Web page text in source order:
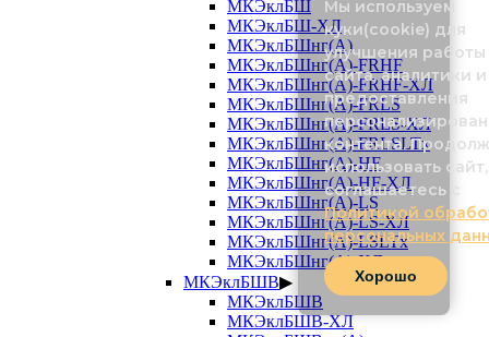
МКЭклБШ
МКЭклБШ-ХЛ
МКЭклБШнг(А)
МКЭклБШнг(А)-FRHF
МКЭклБШнг(А)-FRHF-ХЛ
МКЭклБШнг(А)-FRLS
МКЭклБШнг(А)-FRLS-ХЛ
МКЭклБШнг(А)-FRLSLTx
МКЭклБШнг(А)-HF
МКЭклБШнг(А)-HF-ХЛ
МКЭклБШнг(А)-LS
МКЭклБШнг(А)-LS-ХЛ
МКЭклБШнг(А)-LSLTx
МКЭклБШнг(А)-ХЛ
МКЭклБШВ▶
МКЭклБШВ
МКЭклБШВ-ХЛ
Мы используем
куки(cookie) для
улучшения работы
сайта, аналитики и
предоставления
контента.
использовать
соглашаетесь с
Политикой
персональных
Хорошо